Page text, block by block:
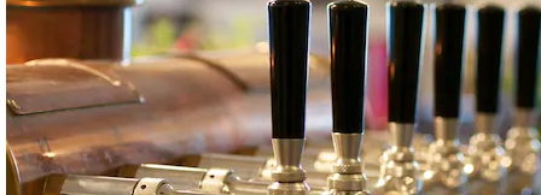
© Krone Multimedia GmbH & Co KG 2026
Muthgasse 2, 1190 Wien